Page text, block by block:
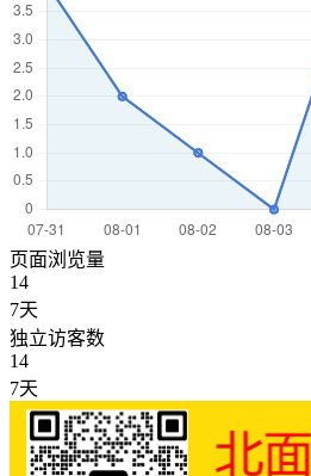
页面浏览量
14
7天
独立访客数
14
7天